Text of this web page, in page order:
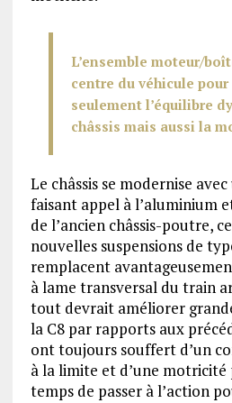
L’ensemble moteur/
centre du véhicule
seulement l’équilibre
châssis mais aussi la
Le châssis se modernise
faisant appel à l’aluminium
de l’ancien châssis-poutre,
nouvelles suspensions de
remplacent
à lame transversal du train
tout devrait améliorer
la C8 par rapports aux
ont toujours souffert d’un
à la limite et d’une
temps de passer à l’action